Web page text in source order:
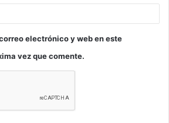
electrónico y web en este
vez que comente.